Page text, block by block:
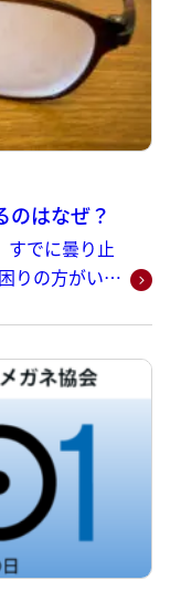
のはなぜ？
でに曇り止
りの方がいま
います。結露